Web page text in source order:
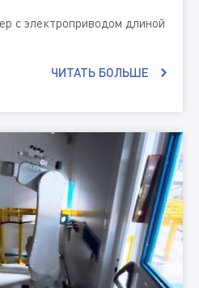
с электроприводом длиной
ЧИТАТЬ БОЛЬШЕ